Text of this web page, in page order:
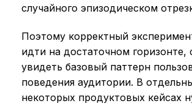
случайного эпизодическом
Поэтому корректный
идти на достаточном горизонте,
увидеть базовый паттерн
поведения аудитории. В
некоторых продуктовых кейсах